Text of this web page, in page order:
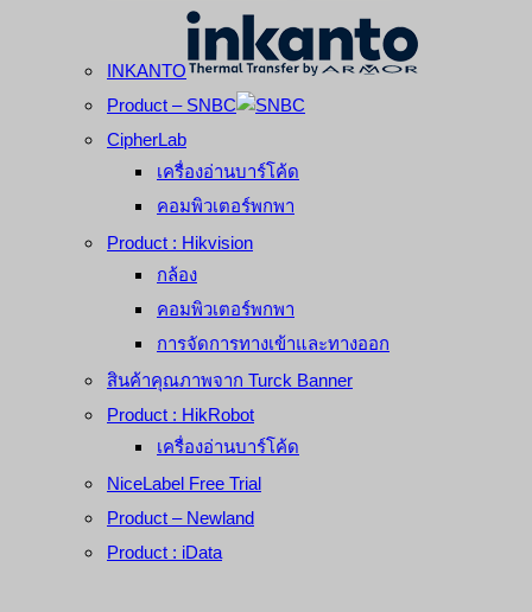
INKANTO
Product – SNBC
CipherLab
เครื่องอ่านบาร์โค้ด
คอมพิวเตอร์พกพา
Product : Hikvision
กล้อง
คอมพิวเตอร์พกพา
การจัดการทางเข้าและทางออก
สินค้าคุณภาพจาก Turck Banner
Product : HikRobot
เครื่องอ่านบาร์โค้ด
NiceLabel Free Trial
Product – Newland
Product : iData